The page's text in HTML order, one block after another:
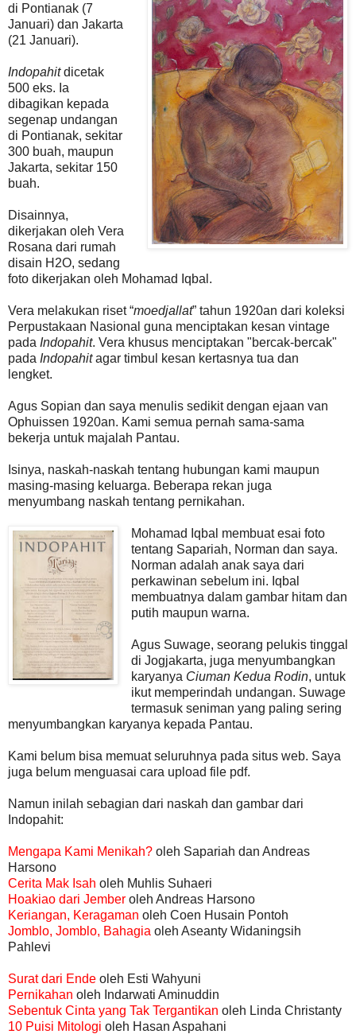
di Pontianak (7
Januari) dan Jakarta
(21 Januari).
Indopahitdicetak
500 eks. Ia
dibagikan kepada
segenap undangan
di Pontianak, sekitar
300 buah, maupun
Jakarta, sekitar 150
buah.
Disainnya,
dikerjakan oleh Vera
Rosana dari rumah
disain H2O, sedang
foto dikerjakan oleh Mohamad Iqbal.
Vera melakukan riset “moedjallat” tahun 1920an dari koleksi
Perpustakaan Nasional guna menciptakan kesan vintage
pada Indopahit. Vera khusus menciptakan "bercak-bercak"
pada Indopahitagar timbul kesan kertasnya tua dan
lengket.
Agus Sopian dan saya menulis sedikit dengan ejaan van
Ophuissen 1920an. Kami semua pernah sama-sama
bekerja untuk majalah Pantau.
Isinya, naskah-naskah tentang hubungan kami maupun
masing-masing keluarga. Beberapa rekan juga
menyumbang naskah tentang pernikahan.
Mohamad Iqbal membuat esai foto
tentang Sapariah, Norman dan saya.
Norman adalah anak saya dari
perkawinan sebelum ini. Iqbal
membuatnya dalam gambar hitam dan
putih maupun warna.
Agus Suwage, seorang pelukis tinggal
di Jogjakarta, juga menyumbangkan
karyanya Ciuman Kedua Rodin, untuk
ikut memperindah undangan. Suwage
termasuk seniman yang paling sering
menyumbangkan karyanya kepada Pantau.
Kami belum bisa memuat seluruhnya pada situs web. Saya
juga belum menguasai cara upload file pdf.
Namun inilah sebagian dari naskah dan gambar dari
Indopahit:
Mengapa Kami Menikah? oleh Sapariah dan Andreas
Harsono
Cerita Mak Isah oleh Muhlis Suhaeri
Hoakiao dari Jember oleh Andreas Harsono
Keriangan, Keragaman oleh Coen Husain Pontoh
Jomblo, Jomblo, Bahagia oleh Aseanty Widaningsih
Pahlevi
Surat dari Ende oleh Esti Wahyuni
Pernikahan oleh Indarwati Aminuddin
Sebentuk Cinta yang Tak Tergantikan oleh Linda Christanty
10 Puisi Mitologi oleh Hasan Aspahani